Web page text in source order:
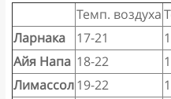
Темп. воздуха
Ларнака
17-21
Айя Напа 18-22
Лимассол 19-22